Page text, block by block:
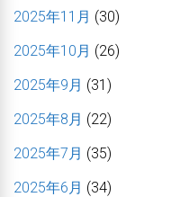
2025年11月 (30)
2025年10月 (26)
2025年9月 (31)
2025年8月 (22)
2025年7月 (35)
2025年6月 (34)